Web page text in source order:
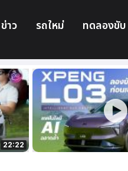
ข่าว รถใหม่ ทดลองขับ
22:22